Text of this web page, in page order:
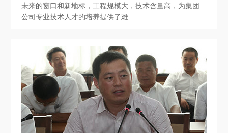
未来的窗口和新地标，工程规模大，技术含量高，为集团
公司专业技术人才的培养提供了难